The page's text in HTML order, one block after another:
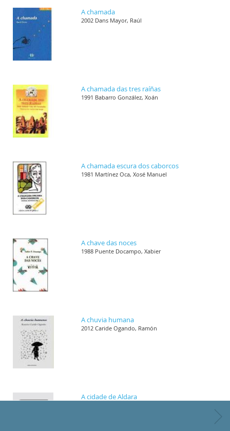
A chamada
2002 Dans Mayor, Raúl
A chamada das tres raíñas
1991 Babarro González, Xoán
A chamada escura dos caborcos
1981 Martínez Oca, Xosé Manuel
A chave das noces
1988 Puente Docampo, Xabier
A chuvia humana
2012 Caride Ogando, Ramón
A cidade de Aldara